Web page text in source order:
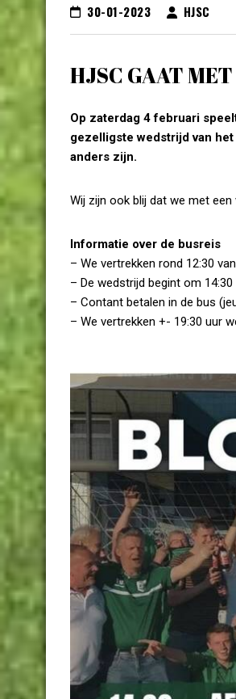
30-01-2023 HJSC
HJSC GAAT
Op zaterdag 4 februari
gezelligste wedstrijd van
anders zijn.
Wij zijn ook blij dat we met
Informatie over de busreis
– We vertrekken rond 12:30
– De wedstrijd begint om 14:30
– Contant betalen in de bus
– We vertrekken +- 19:30 uur